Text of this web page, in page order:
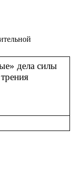
дела силы
трения